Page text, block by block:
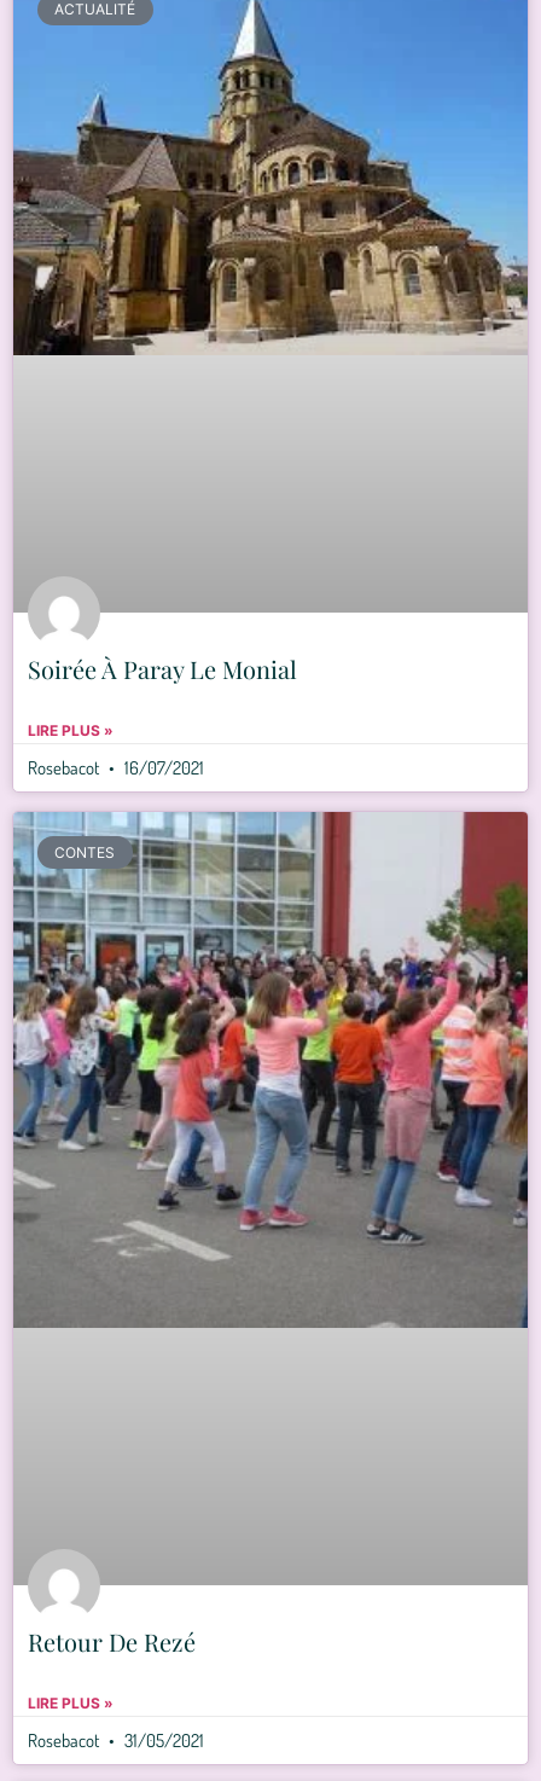
ACTUALITÉ
Soirée À Paray Le Monial
LIRE PLUS »
Rosebacot 16/07/2021
CONTES
Retour De Rezé
LIRE PLUS »
Rosebacot 31/05/2021